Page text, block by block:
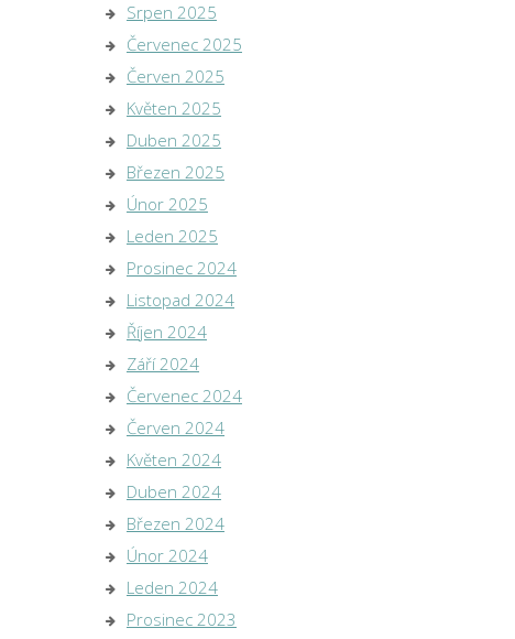
Srpen 2025
Červenec 2025
Červen 2025
Květen 2025
Duben 2025
Březen 2025
Únor 2025
Leden 2025
Prosinec 2024
Listopad 2024
Říjen 2024
Září 2024
Červenec 2024
Červen 2024
Květen 2024
Duben 2024
Březen 2024
Únor 2024
Leden 2024
Prosinec 2023